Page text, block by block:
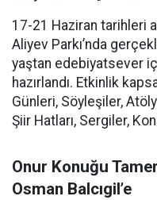
17-21 Haziran tarihleri
Aliyev Parkı’nda
yaştan edebiyatsever
hazırlandı. Etkinlik
Günleri, Söyleşiler,
Şiir Hatları, Sergiler,
Onur Konuğu
Osman Balcıgil’e